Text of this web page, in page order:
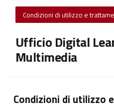
Condizioni di utilizzo e
Ufficio Digital
Multimedia
Condizioni di utilizzo